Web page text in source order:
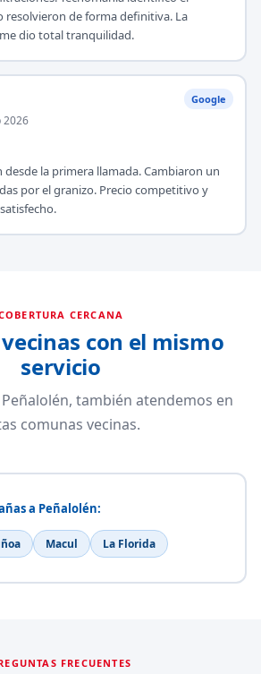
resolvieron de forma definitiva. La
dio total tranquilidad.
Google
2026
la primera llamada. Cambiaron un
por el granizo. Precio competitivo y
CERCANA
con el mismo
servicio
Peñalolén, también atendemos en
comunas vecinas.
a Peñalolén:
Macul La Florida
FRECUENTES